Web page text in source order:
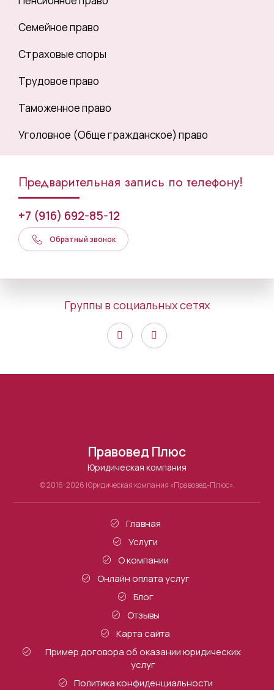
Семейное право
Страховые споры
Трудовое право
Таможенное право
Уголовное (Обще гражданское) право
Предварительная запись по телефону!
+7 (916) 692-85-12
Обратный звонок
Группы в социальных сетях
Правовед Плюс
Юридическая компания
© 2016-2026 Юридическая компания «Правовед-Плюс».
Главная
Услуги
О компании
Онлайн оплата услуг
Блог
Отзывы
Карта сайта
Пример договора об оказании юридических
услуг
Политика конфиденциальности